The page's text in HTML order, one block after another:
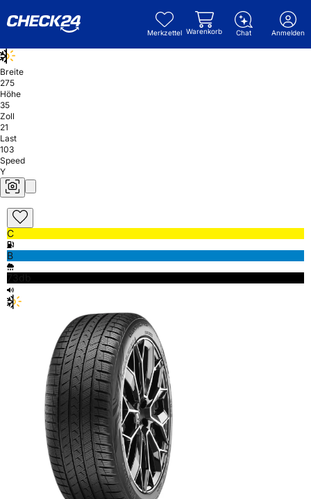
Merkzettel Warenkorb Chat Anmelden
Breite
275
Höhe
35
Zoll
21
Last
103
Speed
Y
C
B
73db